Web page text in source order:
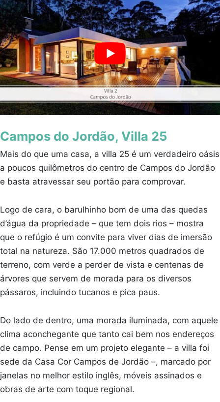
Campos do Jordão, Villa 25
Mais do que uma casa, a villa 25 é um verdadeiro oásis
a poucos quilômetros do centro de Campos do Jordão
e basta atravessar seu portão para comprovar.
Logo de cara, o barulhinho bom de uma das quedas
d’água da propriedade – que tem dois rios – mostra
que o refúgio é um convite para viver dias de imersão
total na natureza. São 17.000 metros quadrados de
terreno, com verde a perder de vista e centenas de
árvores que servem de morada para os diversos
pássaros, incluindo tucanos e pica paus.
Do lado de dentro, uma morada iluminada, com aquele
clima aconchegante que tanto cai bem nos endereços
de campo. Pense em um projeto elegante – a villa foi
sede da Casa Cor Campos de Jordão –, marcado por
janelas no melhor estilo inglês, móveis assinados e
obras de arte com toque regional.